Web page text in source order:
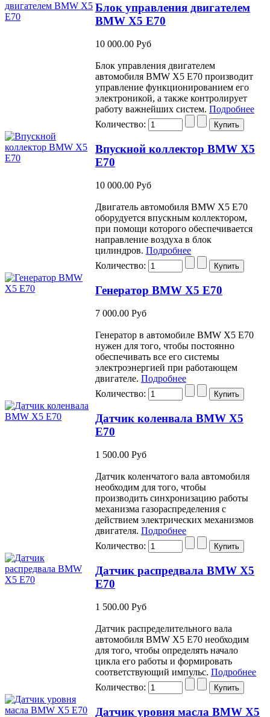
Блок управления двигателем
BMW X5 E70
10 000.00 Руб
Блок управления двигателем
автомобиля BMW Х5 Е70 производит
управление функционированием его
электроникой, а также контролирует
работу важнейших систем. Подробнее
Количество:
Впускной коллектор BMW X5
E70
10 000.00 Руб
Двигатель автомобиля BMW Х5 Е70
оборудуется впускным коллектором,
при помощи которого обеспечивается
направление воздуха в блок
цилиндров. Подробнее
Количество:
Генератор BMW X5 E70
7 000.00 Руб
Генератор в автомобиле BMW Х5 Е70
нужен для того, чтобы постоянно
обеспечивать все его системы
электроэнергией при работающем
двигателе. Подробнее
Количество:
Датчик коленвала BMW X5
E70
1 500.00 Руб
Датчик коленчатого вала автомобиля
необходим для того, чтобы
производить синхронизацию работы
механизма газораспределения с
действием электрических механизмов
двигателя. Подробнее
Количество:
Датчик распредвала BMW X5
E70
1 500.00 Руб
Датчик распределительного вала
автомобиля BMW Х5 Е70 необходим
для того, чтобы определять начало
цикла его работы и формировать
соответствующий импульс. Подробнее
Количество:
Датчик уровня масла BMW X5